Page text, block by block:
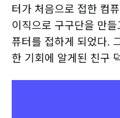
터가 처음으로 접한 컴
이직으로 구구단을 만들
퓨터를 접하게 되었다.
한 기회에 알게된 친구